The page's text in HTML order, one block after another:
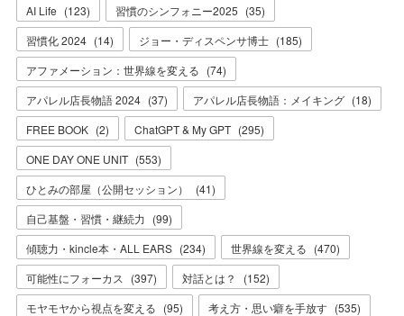
AI Life (123) 習慣のシンフォニー2025 (35)
習慣化 2024 (14) ジョー・ディスペンサ博士 (185)
アファメーション：世界線を変える (74)
アパレル店長物語 2024 (37) アパレル店長物語：メイキング (18)
FREE BOOK (2) ChatGPT & My GPT (295)
ONE DAY ONE UNIT (553)
ひとみの部屋（公開セッション）
(41)
自己基盤・習慣・継続力 (99)
傾聴力・kincle本・ALL EARS (234) 世界線を変える (470)
可能性にフォーカス
(397) 対話とは？ (152)
モヤモヤから視点を変える (95) 考え方・思い癖を手放す (535)